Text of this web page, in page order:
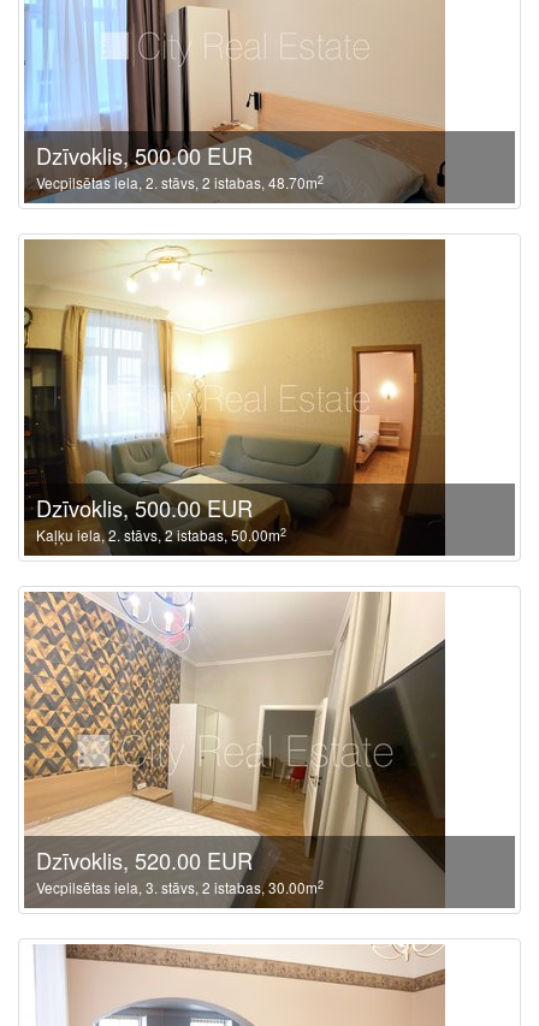
Dzīvoklis, 500.00 EUR
Vecpilsētas iela, 2. stāvs, 2 istabas, 48.70m2
Dzīvoklis, 500.00 EUR
Kaļķu iela, 2. stāvs, 2 istabas, 50.00m2
Dzīvoklis, 520.00 EUR
Vecpilsētas iela, 3. stāvs, 2 istabas, 30.00m2